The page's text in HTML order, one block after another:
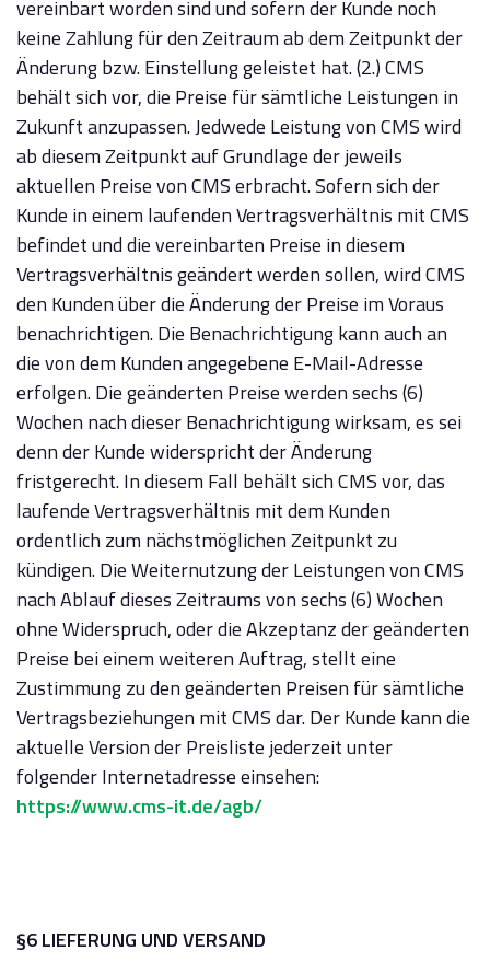
vereinbart worden sind und sofern der Kunde noch
keine Zahlung für den Zeitraum ab dem Zeitpunkt der
Änderung bzw. Einstellung geleistet hat. (2.) CMS
behält sich vor, die Preise für sämtliche Leistungen in
Zukunft anzupassen. Jedwede Leistung von CMS wird
ab diesem Zeitpunkt auf Grundlage der jeweils
aktuellen Preise von CMS erbracht. Sofern sich der
Kunde in einem laufenden Vertragsverhältnis mit CMS
befindet und die vereinbarten Preise in diesem
Vertragsverhältnis geändert werden sollen, wird CMS
den Kunden über die Änderung der Preise im Voraus
benachrichtigen. Die Benachrichtigung kann auch an
die von dem Kunden angegebene E-Mail-Adresse
erfolgen. Die geänderten Preise werden sechs (6)
Wochen nach dieser Benachrichtigung wirksam, es sei
denn der Kunde widerspricht der Änderung
fristgerecht. In diesem Fall behält sich CMS vor, das
laufende Vertragsverhältnis mit dem Kunden
ordentlich zum nächstmöglichen Zeitpunkt zu
kündigen. Die Weiternutzung der Leistungen von CMS
nach Ablauf dieses Zeitraums von sechs (6) Wochen
ohne Widerspruch, oder die Akzeptanz der geänderten
Preise bei einem weiteren Auftrag, stellt eine
Zustimmung zu den geänderten Preisen für sämtliche
Vertragsbeziehungen mit CMS dar. Der Kunde kann die
aktuelle Version der Preisliste jederzeit unter
folgender Internetadresse einsehen:
https://www.cms-it.de/agb/
§6 LIEFERUNG UND VERSAND